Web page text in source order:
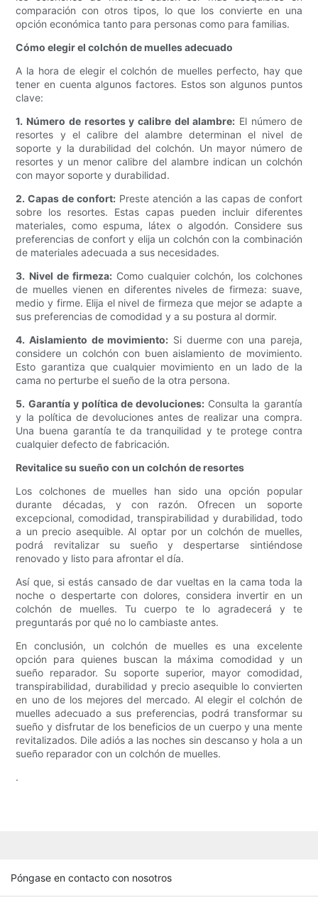
comparación con otros tipos, lo que los convierte en una
opción económica tanto para personas como para familias.
Cómo elegir el colchón de muelles adecuado
A la hora de elegir el colchón de muelles perfecto, hay que
tener en cuenta algunos factores. Estos son algunos puntos
clave:
1. Número de resortes y calibre del alambre: El número de
resortes y el calibre del alambre determinan el nivel de
soporte y la durabilidad del colchón. Un mayor número de
resortes y un menor calibre del alambre indican un colchón
con mayor soporte y durabilidad.
2. Capas de confort: Preste atención a las capas de confort
sobre los resortes. Estas capas pueden incluir diferentes
materiales, como espuma, látex o algodón. Considere sus
preferencias de confort y elija un colchón con la combinación
de materiales adecuada a sus necesidades.
3. Nivel de firmeza:Como cualquier colchón, los colchones
de muelles vienen en diferentes niveles de firmeza: suave,
medio y firme. Elija el nivel de firmeza que mejor se adapte a
sus preferencias de comodidad y a su postura al dormir.
4. Aislamiento de movimiento: Si duerme con una pareja,
considere un colchón con buen aislamiento de movimiento.
Esto garantiza que cualquier movimiento en un lado de la
cama no perturbe el sueño de la otra persona.
5. Garantía y política de devoluciones: Consulta la garantía
y la política de devoluciones antes de realizar una compra.
Una buena garantía te da tranquilidad y te protege contra
cualquier defecto de fabricación.
Revitalice su sueño con un colchón de resortes
Los colchones de muelles han sido una opción popular
durante décadas, y con razón. Ofrecen un soporte
excepcional, comodidad, transpirabilidad y durabilidad, todo
a un precio asequible. Al optar por un colchón de muelles,
podrá revitalizar su sueño y despertarse sintiéndose
renovado y listo para afrontar el día.
Así que, si estás cansado de dar vueltas en la cama toda la
noche o despertarte con dolores, considera invertir en un
colchón de muelles. Tu cuerpo te lo agradecerá y te
preguntarás por qué no lo cambiaste antes.
En conclusión, un colchón de muelles es una excelente
opción para quienes buscan la máxima comodidad y un
sueño reparador. Su soporte superior, mayor comodidad,
transpirabilidad, durabilidad y precio asequible lo convierten
en uno de los mejores del mercado. Al elegir el colchón de
muelles adecuado a sus preferencias, podrá transformar su
sueño y disfrutar de los beneficios de un cuerpo y una mente
revitalizados. Dile adiós a las noches sin descanso y hola a un
sueño reparador con un colchón de muelles.
.
Póngase en contacto con nosotros